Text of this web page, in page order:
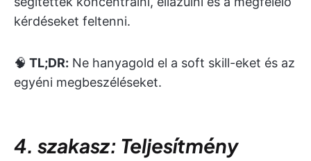
kérdéseket feltenni.
🧠 TL;DR: Ne hanyagold el a soft skill-eket és az
egyéni megbeszéléseket.
4. szakasz: Teljesítmény